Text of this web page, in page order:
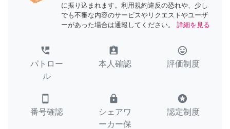
に振り込まれます。利用規約違反の恐れや、少し
でも不審な内容のサービスやリクエストやユーザ
ーがあった場合は通報してください。
詳細を見る
perm_phone_msg
パトロー
ル
assignment_ind
本人確認
tag_faces
評価制度
smartphone
番号確認
lock
シェアワ
ーカー保
stars
認定制度